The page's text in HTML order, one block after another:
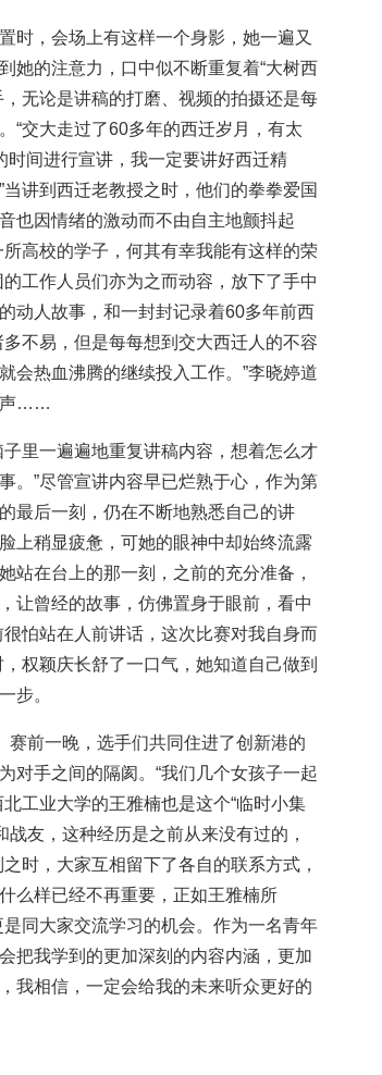
时，会场上有这样一个身影，她一遍又
她的注意力，口中似不断重复着“大树西
无论是讲稿的打磨、视频的拍摄还是每
“交大走过了60多年的西迁岁月，有太
间进行宣讲，我一定要讲好西迁精
讲到西迁老教授之时，他们的拳拳爱国
也因情绪的激动而不由自主地颤抖起
高校的学子，何其有幸我能有这样的荣
工作人员们亦为之而动容，放下了手中
动人故事，和一封封记录着60多年前西
不易，但是每每想到交大西迁人的不容
会热血沸腾的继续投入工作。”李晓婷道
声……
里一遍遍地重复讲稿内容，想着怎么才
。”尽管宣讲内容早已烂熟于心，作为第
最后一刻，仍在不断地熟悉自己的讲
上稍显疲惫，可她的眼神中却始终流露
站在台上的那一刻，之前的充分准备，
让曾经的故事，仿佛置身于眼前，看中
怕站在人前讲话，这次比赛对我自身而
权颖庆长舒了一口气，她知道自己做到
步。
赛前一晚，选手们共同住进了创新港的
对手之间的隔阂。“我们几个女孩子一起
工业大学的王雅楠也是这个“临时小集
友，这种经历是之前从来没有过的，
时，大家互相留下了各自的联系方式，
么样已经不再重要，正如王雅楠所
同大家交流学习的机会。作为一名青年
把我学到的更加深刻的内容内涵，更加
我相信，一定会给我的未来听众更好的